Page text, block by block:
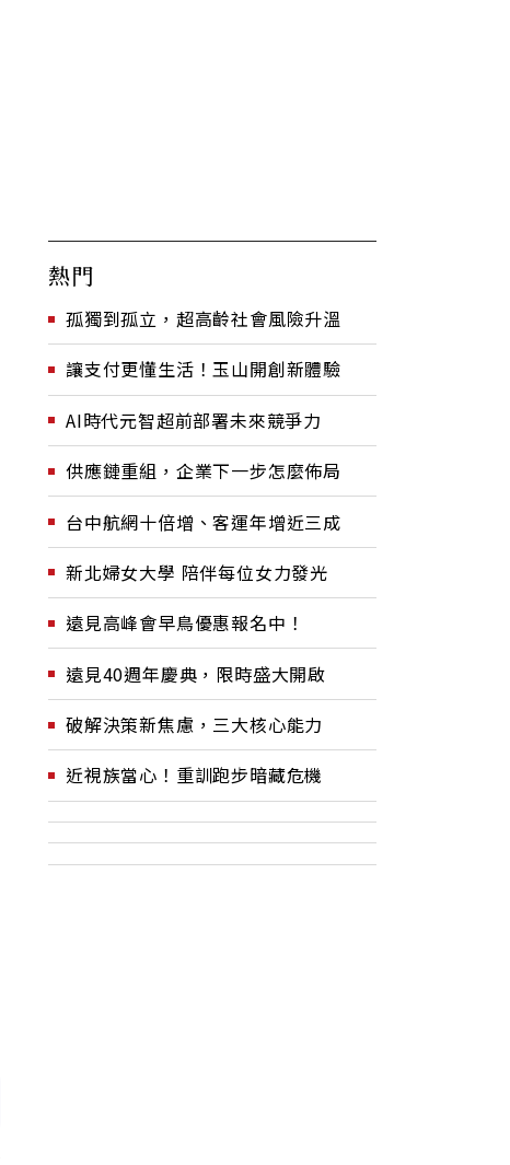
熱門
孤獨到孤立，超高齡社會風險升溫
讓支付更懂生活！玉山開創新體驗
AI時代元智超前部署未來競爭力
供應鏈重組，企業下一步怎麼佈局
台中航網十倍增、客運年增近三成
新北婦女大學 陪伴每位女力發光
遠見高峰會早鳥優惠報名中！
遠見40週年慶典，限時盛大開啟
破解決策新焦慮，三大核心能力
近視族當心！重訓跑步暗藏危機